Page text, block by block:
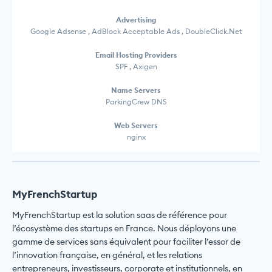
Advertising
Google Adsense , AdBlock Acceptable Ads , DoubleClick.Net
Email Hosting Providers
SPF , Axigen
Name Servers
ParkingCrew DNS
Web Servers
nginx
MyFrenchStartup
MyFrenchStartup est la solution saas de référence pour
l’écosystème des startups en France. Nous déployons une
gamme de services sans équivalent pour faciliter l’essor de
l’innovation française, en général, et les relations
entrepreneurs, investisseurs, corporate et institutionnels, en